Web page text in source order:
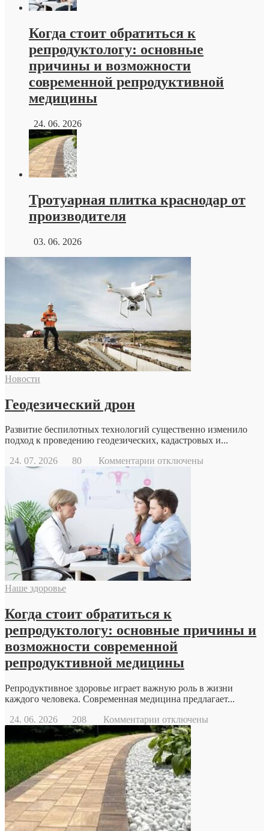
Когда стоит обратиться к
репродуктологу: основные
причины и возможности
современной репродуктивной
медицины
24. 06. 2026
Тротуарная плитка краснодар от
производителя
03. 06. 2026
Новости
Геодезический дрон
Развитие беспилотных технологий существенно изменило
подход к проведению геодезических, кадастровых и...
24. 07. 2026
80 Комментарии к
дрон
отключены
Наше здоровье
Когда стоит обратиться к
репродуктологу: основные причины и
возможности современной
репродуктивной медицины
Репродуктивное здоровье играет важную роль в жизни
каждого человека. Современная медицина предлагает...
24. 06. 2026
208 Комментарии к
записи
Когда
стоит
обратиться
к
репродуктологу:
основные
причины
и
возможности
отключены